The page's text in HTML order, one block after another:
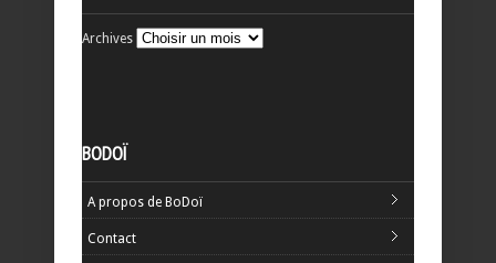
Archives
BODOÏ
A propos de BoDoï
Contact